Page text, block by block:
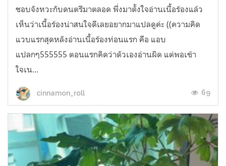
ชอบจังหวะกับดนตรีมาตลอด พึ่งมาตั้งใจอ่านเนื้อร้องแล้ว
เห็นว่าเนื้อร้องน่าสนใจดีเลยอยากมาแปลดูค่ะ ((ความคิด
แวบแรกสุดหลังอ่านเนื้อร้องท่อนแรก คือ แอบ
แปลกๆ555555 ตอนแรกคิดว่าตัวเองอ่านผิด แต่พอเข้า
ใจเน...
cinnamon_roll 69